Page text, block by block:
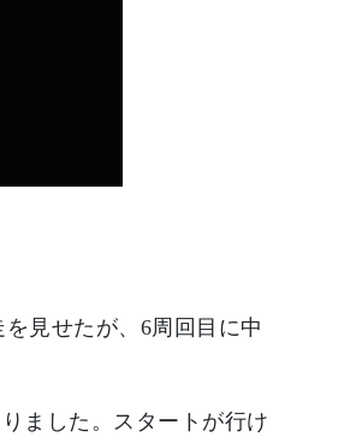
見せたが、6周回目に中
ました。スタートが行け